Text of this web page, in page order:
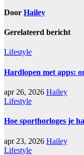
Door Hailey
Gerelateerd bericht
Lifestyle
Hardlopen met apps:
apr 26, 2026 Hailey
Lifestyle
Hoe sporthorloges je
apr 23, 2026 Hailey
Lifestyle